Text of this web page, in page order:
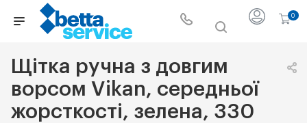
0
Щітка ручна з довгим
ворсом Vikan, середньої
жорсткості, зелена, 330